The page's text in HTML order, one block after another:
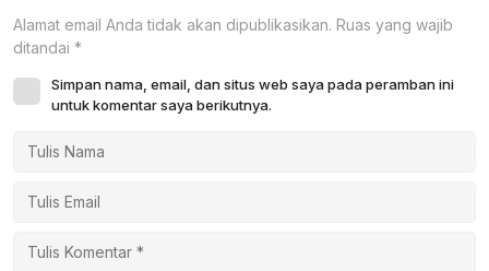
Alamat email Anda tidak akan dipublikasikan. Ruas yang wajib
ditandai *
Simpan nama, email, dan situs web saya pada peramban ini
untuk komentar saya berikutnya.